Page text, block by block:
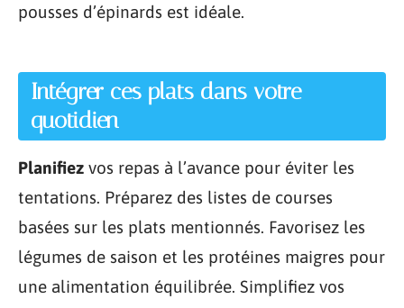
pousses d’épinards est idéale.
Intégrer ces plats dans votre
quotidien
Planifiez vos repas à l’avance pour éviter les
tentations. Préparez des listes de courses
basées sur les plats mentionnés. Favorisez les
légumes de saison et les protéines maigres pour
une alimentation équilibrée. Simplifiez vos